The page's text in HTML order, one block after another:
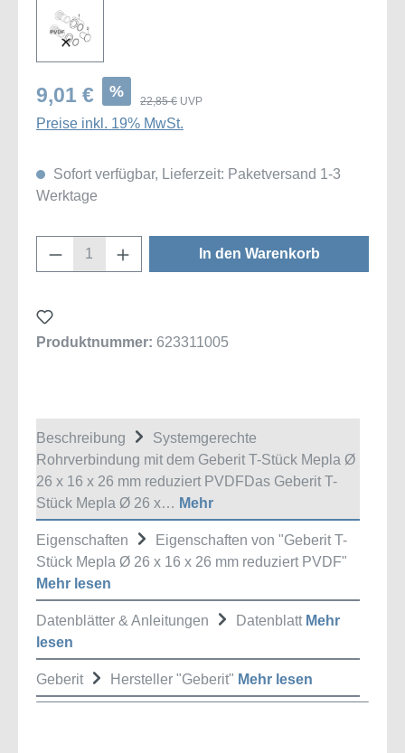
9,01 € %
22,85 € UVP
Preise inkl. 19% MwSt.
Sofort verfügbar, Lieferzeit: Paketversand 1-3
Werktage
Produkt Anzahl: Gib den gewünschten
In den Warenkorb
Produktnummer: 623311005
Beschreibung
Systemgerechte
Rohrverbindung mit dem Geberit T-Stück Mepla Ø
26 x 16 x 26 mm reduziert PVDFDas Geberit T-
Stück Mepla Ø 26 x… Mehr
Eigenschaften
Eigenschaften von "Geberit T-
Stück Mepla Ø 26 x 16 x 26 mm reduziert PVDF"
Mehr lesen
Datenblätter & Anleitungen Datenblatt Mehr
lesen
Geberit Hersteller "Geberit" Mehr lesen